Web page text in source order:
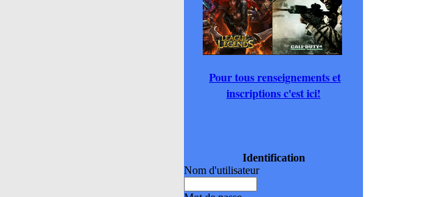
Pour tous renseignements et
inscriptions c'est ici!
Identification
Nom d'utilisateur